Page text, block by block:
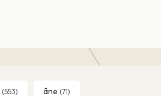
(553) âne (71)